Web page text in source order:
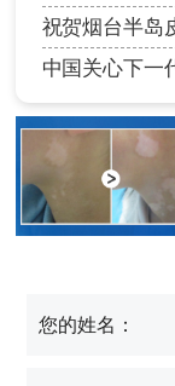
祝贺烟台半岛
中国关心下一
您的姓名：